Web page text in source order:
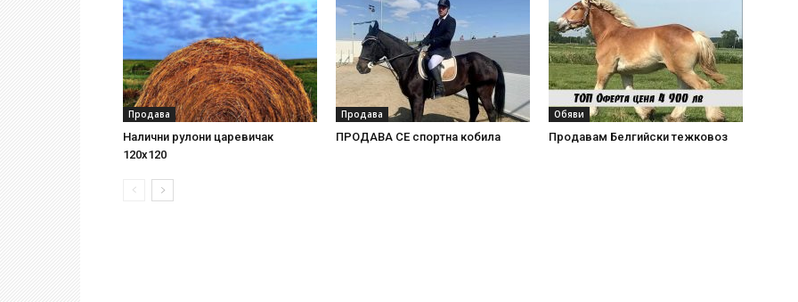
Продава
Налични рулони царевичак
120х120
Продава
ПРОДАВА СЕ спортна кобила
Обяви
Продавам Белгийски тежковоз